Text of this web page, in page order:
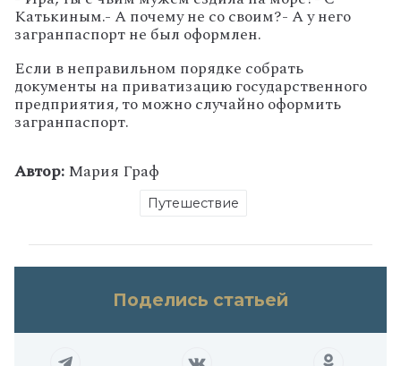
Катькиным.- А почему не со своим?- А у него
загранпаспорт не был оформлен.
Если в неправильном порядке собрать
документы на приватизацию государственного
предприятия, то можно случайно оформить
загранпаспорт.
Автор:Мария Граф
Путешествие
Поделись статьей